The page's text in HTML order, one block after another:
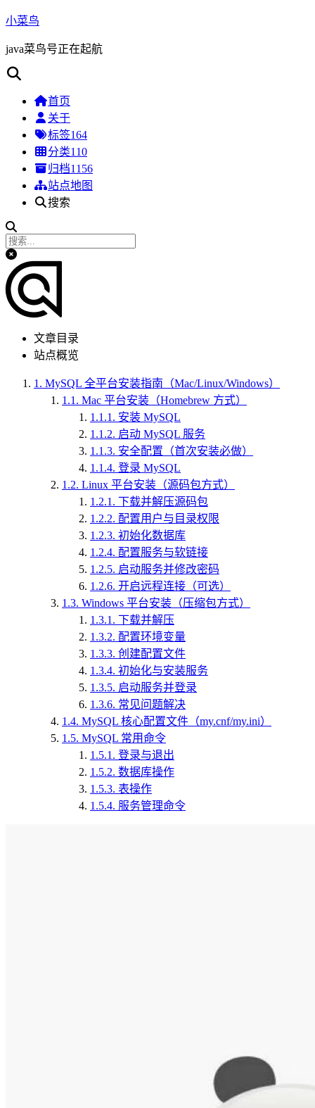
小菜鸟
java菜鸟号正在起航
首页
关于
标签164
分类110
归档1156
站点地图
搜索
文章目录
站点概览
1. MySQL 全平台安装指南（Mac/Linux/Windows）
1.1. Mac 平台安装（Homebrew 方式）
1.1.1. 安装 MySQL
1.1.2. 启动 MySQL 服务
1.1.3. 安全配置（首次安装必做）
1.1.4. 登录 MySQL
1.2. Linux 平台安装（源码包方式）
1.2.1. 下载并解压源码包
1.2.2. 配置用户与目录权限
1.2.3. 初始化数据库
1.2.4. 配置服务与软链接
1.2.5. 启动服务并修改密码
1.2.6. 开启远程连接（可选）
1.3. Windows 平台安装（压缩包方式）
1.3.1. 下载并解压
1.3.2. 配置环境变量
1.3.3. 创建配置文件
1.3.4. 初始化与安装服务
1.3.5. 启动服务并登录
1.3.6. 常见问题解决
1.4. MySQL 核心配置文件（my.cnf/my.ini）
1.5. MySQL 常用命令
1.5.1. 登录与退出
1.5.2. 数据库操作
1.5.3. 表操作
1.5.4. 服务管理命令